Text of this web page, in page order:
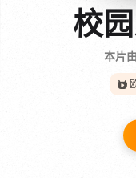
校
本片